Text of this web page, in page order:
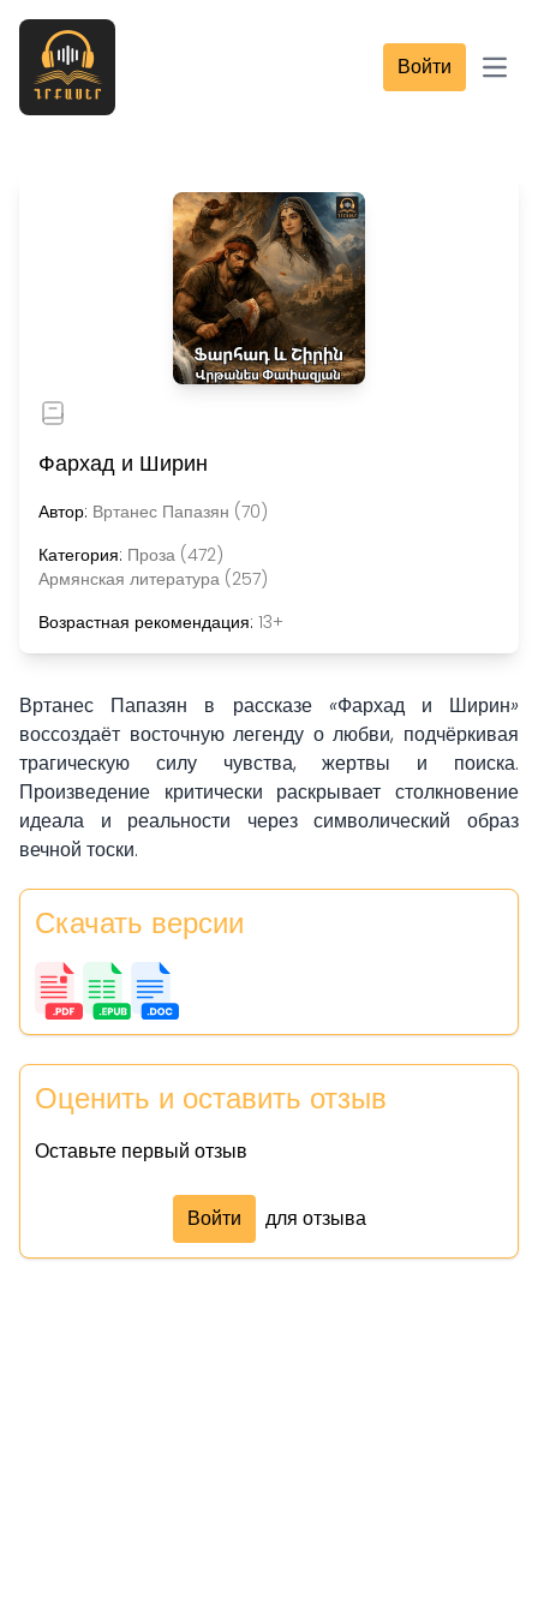
Войти
Фархад и Ширин
Автор: Вртанес Папазян (70)
Категория: Проза (472)
Армянская литература (257)
Возрастная рекомендация: 13+
Вртанес Папазян в рассказе «Фархад и Ширин»
воссоздаёт восточную легенду о любви, подчёркивая
трагическую силу чувства, жертвы и поиска.
Произведение критически раскрывает столкновение
идеала и реальности через символический образ
вечной тоски.
Скачать версии
Оценить и оставить отзыв
Оставьте первый отзыв
Войти для отзыва